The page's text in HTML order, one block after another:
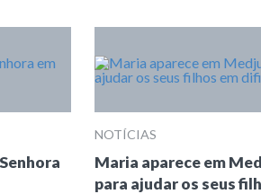
NOTÍCIAS
Maria aparece em
para ajudar os seus